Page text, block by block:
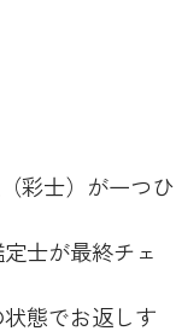
彩士）が一つひ
士が最終チェ
態でお返しす